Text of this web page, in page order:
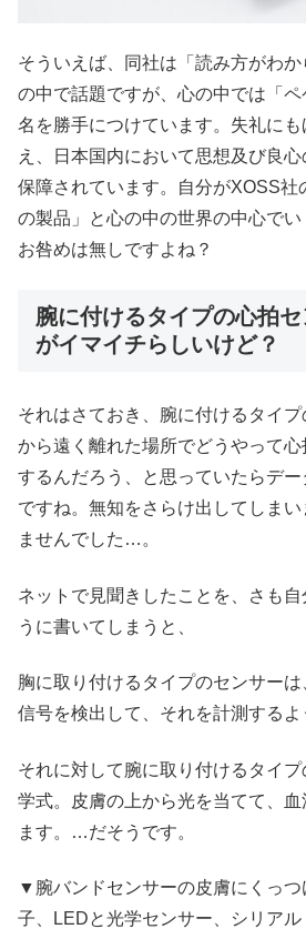
そういえば、同社は「読み方がわ
の中で話題ですが、心の中では「
名を勝手につけています。失礼に
え、日本国内において思想及び良
保障されています。自分がXOSS社
の製品」と心の中の世界の中心でい
お咎めは無しですよね？
腕に付けるタイプの心拍
がイマイチらしいけど？
それはさておき、腕に付けるタイ
から遠く離れた場所でどうやって
するんだろう、と思っていたらデ
ですね。無知をさらけ出してしま
ませんでした…。
ネットで見聞きしたことを、さも
うに書いてしまうと、
胸に取り付けるタイプのセンサー
信号を検出して、それを計測するよ
それに対して腕に取り付けるタイ
学式。皮膚の上から光を当てて、血
ます。…だそうです。
▼腕バンドセンサーの皮膚にくっ
子、LEDと光学センサー、シリア